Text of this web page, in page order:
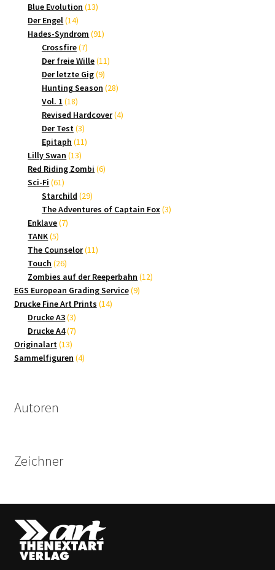
Produkte
Blue Evolution 1313
Der Engel 1414
Produkte
Hades-Syndrom 9191
Crossfire 77
Produkte
Der freie Wille 1111
Der letzte Gig 99
Produkte
Hunting Season 2828
Vol. 1 1818
Produkte
Revised Hardcover 44
Der Test 33
Produkte
Epitaph 1111
Lilly Swan 1313
Produkte
Red Riding Zombi 66
Sci-Fi 6161
Produkte
Starchild 2929
Produkte
The Adventures of Captain Fox 33
Enklave 77
TANK 55
Produkte
The Counselor 1111
Touch 2626
Produkte
Zombies auf der Reeperbahn 1212
EGS European Grading Service 99
Drucke Fine Art Prints 1414
Drucke A3 33
Produkte
Drucke A4 77
Originalart 1313
Produkte
Sammelfiguren 44
Autoren
Zeichner